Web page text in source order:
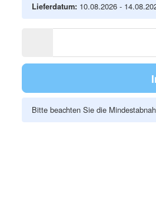
Lieferdatum: 10.08.2026 -
Bitte beachten Sie die